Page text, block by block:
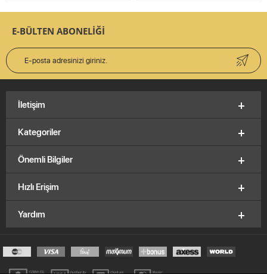
E-BÜLTEN ABONELİĞİ
Kategoriler
Önemli Bilgiler
Hızlı Erişim
Yardım
İletişim